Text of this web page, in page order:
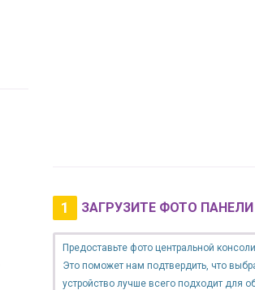
1 ЗАГРУЗИТЕ ФОТО ПАНЕЛИ
Предоставьте фото центральной
Это поможет нам подтвердить, что
устройство лучше всего подходит для